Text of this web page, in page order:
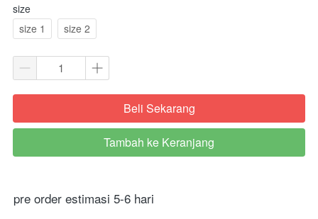
size
size 1
size 2
`Beli Sekarang
`
Tambah ke Keranjang
pre order estimasi 5-6 hari